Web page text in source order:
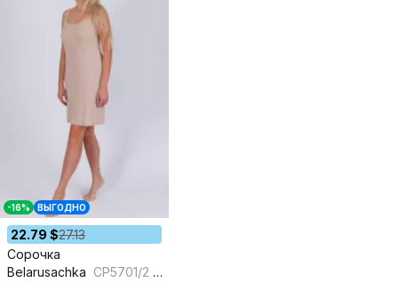
-16% ВЫГОДНО
22.79 $27.13
Сорочка
Belarusachka СР5701/2 беж